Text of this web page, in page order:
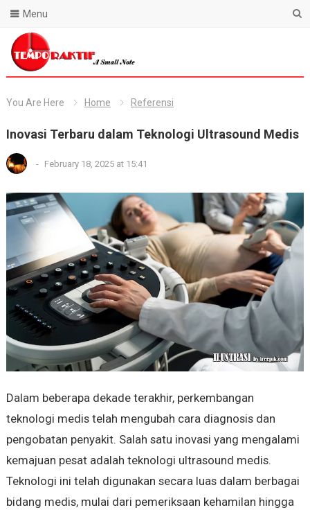
Blog Temporaktif
Menu
You Are Here Home Referensi
Inovasi Terbaru dalam Teknologi Ultrasound Medis
- February 18, 2025 at 15:41
Dalam beberapa dekade terakhir, perkembangan
teknologi medis telah mengubah cara diagnosis dan
pengobatan penyakit. Salah satu inovasi yang mengalami
kemajuan pesat adalah teknologi ultrasound medis.
Teknologi ini telah digunakan secara luas dalam berbagai
bidang medis, mulai dari pemeriksaan kehamilan hingga